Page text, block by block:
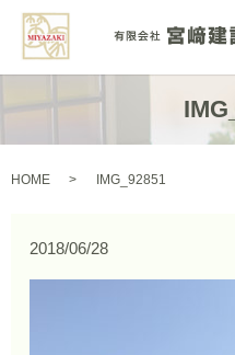
HOME IMG_92851
2018/06/28